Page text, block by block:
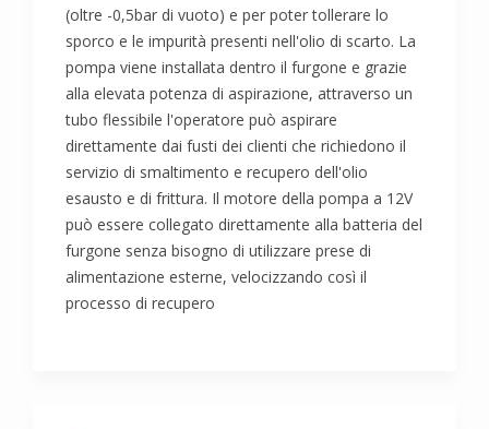
(oltre -0,5bar di vuoto) e per poter tollerare lo
sporco e le impurità presenti nell'olio di scarto. La
pompa viene installata dentro il furgone e grazie
alla elevata potenza di aspirazione, attraverso un
tubo flessibile l'operatore può aspirare
direttamente dai fusti dei clienti che richiedono il
servizio di smaltimento e recupero dell'olio
esausto e di frittura. Il motore della pompa a 12V
può essere collegato direttamente alla batteria del
furgone senza bisogno di utilizzare prese di
alimentazione esterne, velocizzando così il
processo di recupero